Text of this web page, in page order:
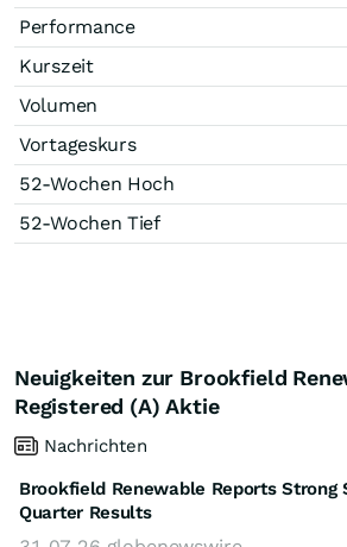
Performance
Kurszeit
Volumen
Vortageskurs
52-Wochen Hoch
52-Wochen Tief
Neuigkeiten zur Brookfield
Registered (A) Aktie
Nachrichten
Brookfield Renewable Reports Strong
Quarter Results